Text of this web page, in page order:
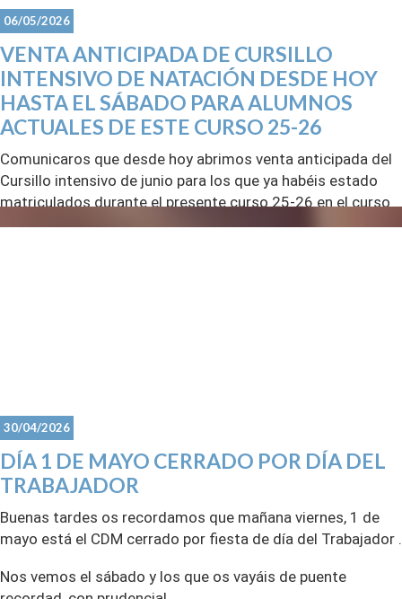
06/05/2026
VENTA ANTICIPADA DE CURSILLO
INTENSIVO DE NATACIÓN DESDE HOY
HASTA EL SÁBADO PARA ALUMNOS
ACTUALES DE ESTE CURSO 25-26
Comunicaros que desde hoy abrimos venta anticipada del
Cursillo intensivo de junio para los que ya habéis estado
matriculados durante el presente curso 25-26 en el curso
de natación en el CDM.
saludos
CDM
30/04/2026
DÍA 1 DE MAYO CERRADO POR DÍA DEL
TRABAJADOR
Buenas tardes os recordamos que mañana viernes, 1 de
mayo está el CDM cerrado por fiesta de día del Trabajador .
Nos vemos el sábado y los que os vayáis de puente